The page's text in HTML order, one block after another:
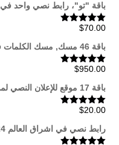
باقة "تو"، رابط نصي واحد في 34 موقع لمدة شهر
تم التقييم
$70.00
باقة 46 مسك, مسك الكلمات في قوقل
تم التقييم
$950.00
باقة 17 موقع للإعلان النصي لمدة شهر
تم التقييم
$20.00
رابط نصي في اشراق العالم 24 لمدة شهر